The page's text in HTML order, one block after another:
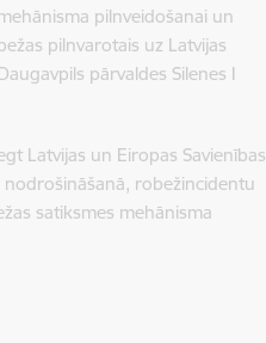
pilnveidošanai un
pilnvarotais uz Latvijas
pārvaldes Silenes I
Latvijas un Eiropas Savienības
robežincidentu
satiksmes mehānisma